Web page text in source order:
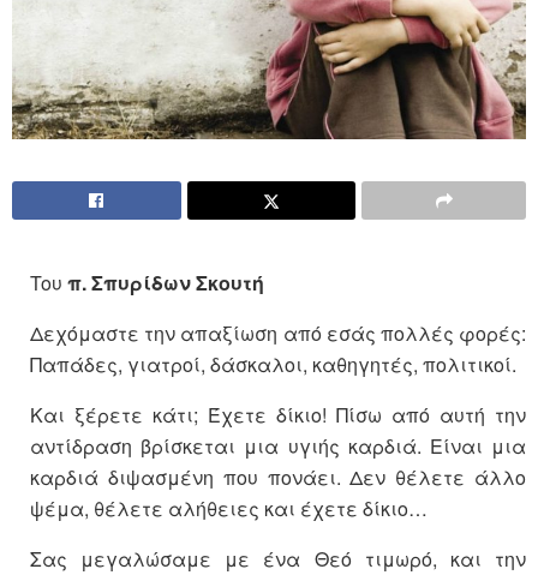
Toυ π. Σπυρίδων Σκουτή
Δεχόμαστε την απαξίωση από εσάς πολλές φορές:
Παπάδες, γιατροί, δάσκαλοι, καθηγητές, πολιτικοί.
Και ξέρετε κάτι; Έχετε δίκιο! Πίσω από αυτή την
αντίδραση βρίσκεται μια υγιής καρδιά. Είναι μια
καρδιά διψασμένη που πονάει. Δεν θέλετε άλλο
ψέμα, θέλετε αλήθειες και έχετε δίκιο…
Σας μεγαλώσαμε με ένα Θεό τιμωρό, και την